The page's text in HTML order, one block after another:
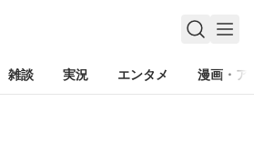
雑談 実況 エンタメ 漫画・ア